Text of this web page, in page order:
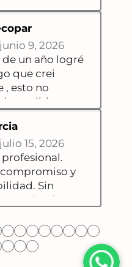
junio 9, 2026
de un año logré
que crei
, esto no
posible
julio 15, 2026
profesional.
y
Sin
●●●●●●●●
●●●